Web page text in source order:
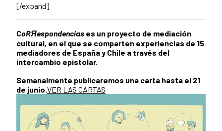
[/expand]
CoRЯespondencias es un proyecto de mediación
cultural, en el que se comparten experiencias de 15
mediadores de España y Chile a través del
intercambio epistolar.
Semanalmente publicaremos una carta hasta el 21
de junio. VER LAS CARTAS